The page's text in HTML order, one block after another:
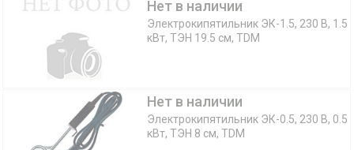
Нет в наличии
Электрокипятильник ЭК-1.5, 230 В, 1.5
кВт, ТЭН 19.5 см, TDM
Нет в наличии
Электрокипятильник ЭК-0.5, 230 В, 0.5
кВт, ТЭН 8 см, TDM